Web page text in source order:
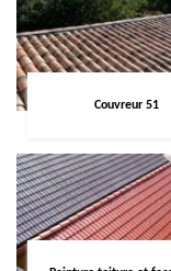
Couvreur 51